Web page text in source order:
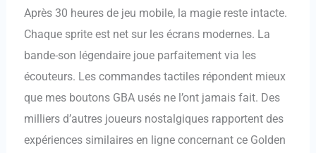
Après 30 heures de jeu mobile, la magie reste intacte.
Chaque sprite est net sur les écrans modernes. La
bande-son légendaire joue parfaitement via les
écouteurs. Les commandes tactiles répondent mieux
que mes boutons GBA usés ne l’ont jamais fait. Des
milliers d’autres joueurs nostalgiques rapportent des
expériences similaires en ligne concernant ce Golden